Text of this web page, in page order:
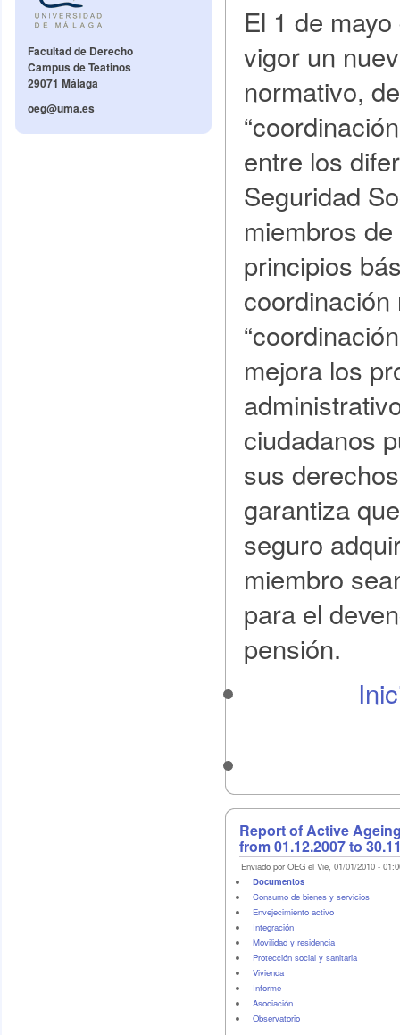
Facultad de Derecho
Campus de Teatinos
29071 Málaga
oeg@uma.es
El 1 de
vigor un
normativo,
entre los
Seguridad
miembros
principios
mejora los
ciudadanos
sus
garantiza
seguro
miembro
para el
pensión.
Report of Active
from 01.12.2007 to
Enviado por OEG el Vie, 01/01/2010 -
Documentos
Consumo de bienes y servicios
Envejecimiento activo
Integración
Movilidad y residencia
Protección social y sanitaria
Vivienda
Informe
Asociación
Observatorio